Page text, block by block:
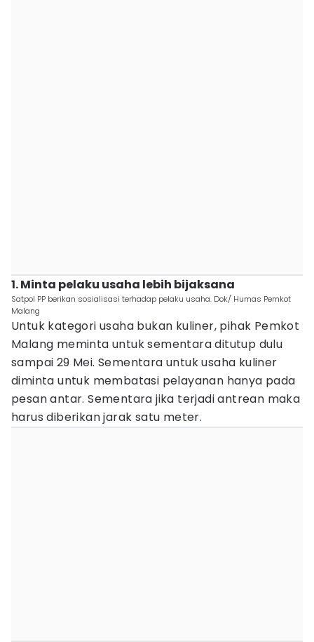
1. Minta pelaku usaha lebih bijaksana
Satpol PP berikan sosialisasi terhadap pelaku usaha. Dok/ Humas Pemkot
Malang
Untuk kategori usaha bukan kuliner, pihak Pemkot
Malang meminta untuk sementara ditutup dulu
sampai 29 Mei. Sementara untuk usaha kuliner
diminta untuk membatasi pelayanan hanya pada
pesan antar. Sementara jika terjadi antrean maka
harus diberikan jarak satu meter.